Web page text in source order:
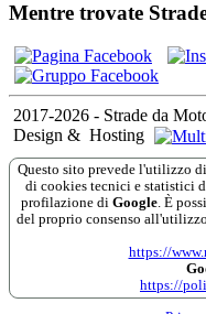
Mentre trovate
2017-2026 - Strade da
Design & Hosting
Questo sito prevede l'utilizzo
di cookies tecnici e statistici
profilazione di Google. È
del proprio consenso
https://
https://